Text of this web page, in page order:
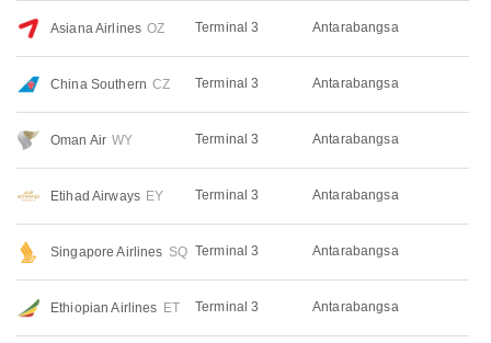
Asiana Airlines OZ Terminal 3 Antarabangsa
China Southern CZ Terminal 3 Antarabangsa
Oman Air WY Terminal 3 Antarabangsa
Etihad Airways EY Terminal 3 Antarabangsa
Singapore Airlines SQ Terminal 3 Antarabangsa
Ethiopian Airlines ET Terminal 3 Antarabangsa